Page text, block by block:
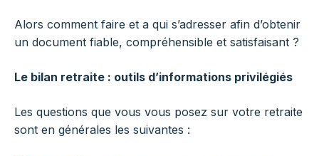
Alors comment faire et a qui s’adresser afin d’obtenir
un document fiable, compréhensible et satisfaisant ?
Le bilan retraite : outils d’informations privilégiés
Les questions que vous vous posez sur votre retraite
sont en générales les suivantes :